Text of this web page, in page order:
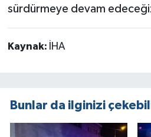
sürdürmeye devam
Kaynak: İHA
Bunlar da ilginizi